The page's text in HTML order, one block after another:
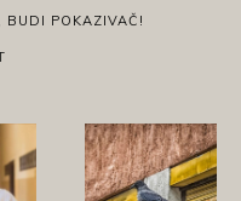
BUDI POKAZIVAČ!